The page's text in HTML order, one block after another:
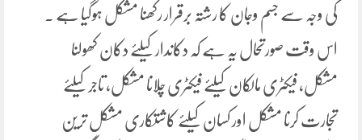
کی وجہ سے جسم وجان کا رشتہ برقرار رکھنا مشکل ہوگیا ہے ۔
اس وقت صورتحال یہ ہے کہ دکاندار کیلئے دکان کھولنا
مشکل، فیکٹری مالکان کیلئے فیکٹری چلانا مشکل، تاجر کیلئے
تجارت کرنا مشکل اور کسان کیلئے کاشتکاری مشکل ترین